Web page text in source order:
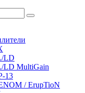
LD
LD MultiGain
13
/ ErupTioN